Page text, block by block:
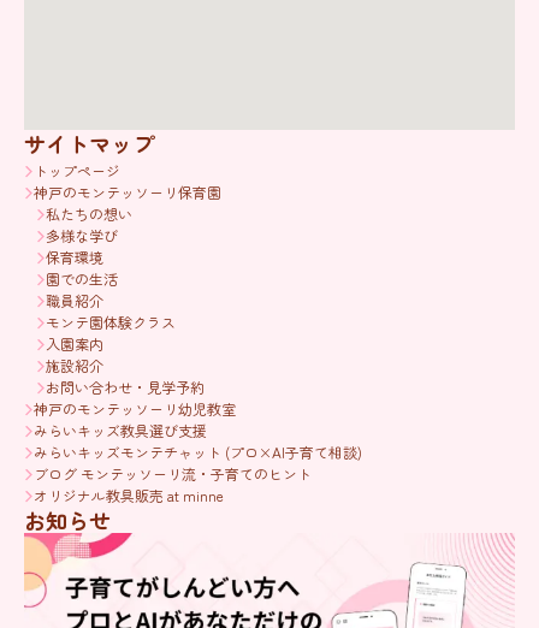
サイトマップ
トップページ
神戸のモンテッソーリ保育園
私たちの想い
多様な学び
保育環境
園での生活
職員紹介
モンテ園体験クラス
入園案内
施設紹介
お問い合わせ・見学予約
神戸のモンテッソーリ幼児教室
みらいキッズ教具選び支援
みらいキッズモンテチャット (プロ×AI子育て相談)
ブログ モンテッソーリ流・子育てのヒント
オリジナル教具販売 at minne
お知らせ